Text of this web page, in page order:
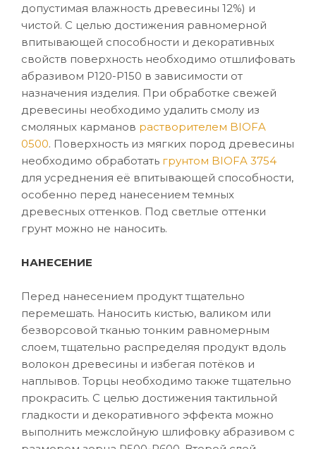
допустимая влажность древесины 12%) и
чистой. С целью достижения равномерной
впитывающей способности и декоративных
свойств поверхность необходимо отшлифовать
абразивом P120-P150 в зависимости от
назначения изделия. При обработке свежей
древесины необходимо удалить смолу из
смоляных карманов растворителем BIOFA
0500. Поверхность из мягких пород древесины
необходимо обработать грунтом BIOFA 3754
для усреднения её впитывающей способности,
особенно перед нанесением темных
древесных оттенков. Под светлые оттенки
грунт можно не наносить.
НАНЕСЕНИЕ
Перед нанесением продукт тщательно
перемешать. Наносить кистью, валиком или
безворсовой тканью тонким равномерным
слоем, тщательно распределяя продукт вдоль
волокон древесины и избегая потёков и
наплывов. Торцы необходимо также тщательно
прокрасить. С целью достижения тактильной
гладкости и декоративного эффекта можно
выполнить межслойную шлифовку абразивом с